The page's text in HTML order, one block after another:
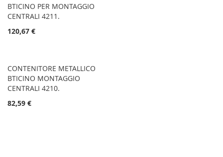
BTICINO PER MONTAGGIO
CENTRALI 4211.
120,67 €
CONTENITORE METALLICO
BTICINO MONTAGGIO
CENTRALI 4210.
82,59 €